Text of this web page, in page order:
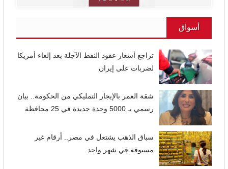
أسواق
تراجع أسعار عقود النفط الآجلة بعد إلغاء أمريكا
لضربات على إيران
شقة العمر بالإيجار التمليكي من الحكومة.. بيان
رسمي بـ 5000 وحدة جديدة في 25 محافظة
سباق الذهب يشتعل في مصر.. أرقام غير
مسبوقة في شهر واحد